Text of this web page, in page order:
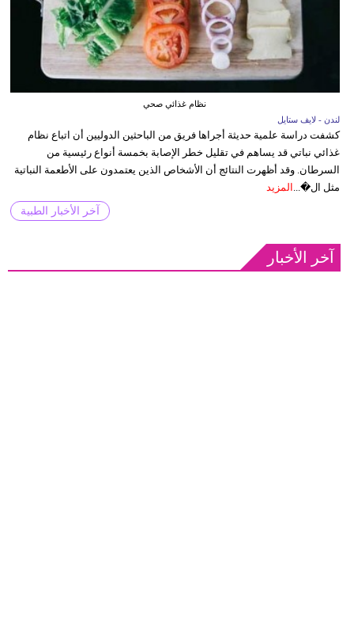
نظام غذائي صحي
لندن - لايف ستايل
كشفت دراسة علمية حديثة أجراها فريق من الباحثين الدوليين أن اتباع نظام
غذائي نباتي قد يساهم في تقليل خطر الإصابة بخمسة أنواع رئيسية من
السرطان. وقد أظهرت النتائج أن الأشخاص الذين يعتمدون على الأطعمة النباتية
مثل ال�...
المزيد
آخر الأخبار الطبية
آخر الأخبار